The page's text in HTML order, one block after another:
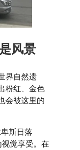
风景
界自然遗
粉红、金色
会被这里的
斯日落
觉享受。在